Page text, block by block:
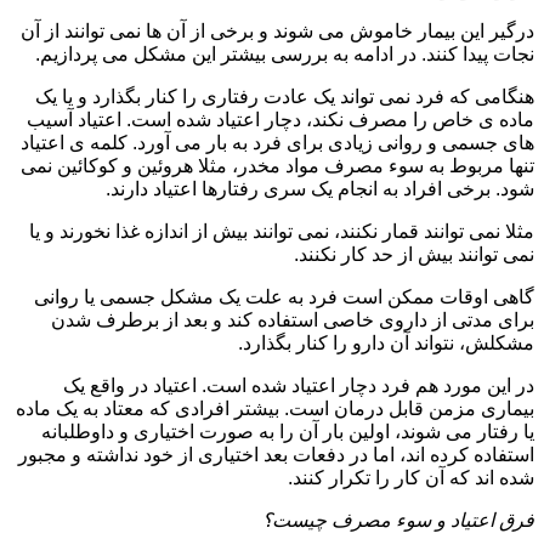
درگیر این بیمار خاموش می شوند و برخی از آن ها نمی توانند از آن
نجات پیدا کنند. در ادامه به بررسی بیشتر این مشکل می پردازیم.
هنگامی که فرد نمی تواند یک عادت رفتاری را کنار بگذارد و یا یک
ماده ی خاص را مصرف نکند، دچار اعتیاد شده است. اعتیاد آسیب
های جسمی و روانی زیادی برای فرد به بار می آورد. کلمه ی اعتیاد
تنها مربوط به سوء مصرف مواد مخدر، مثلا هروئین و کوکائین نمی
شود. برخی افراد به انجام یک سری رفتارها اعتیاد دارند.
مثلا نمی توانند قمار نکنند، نمی توانند بیش از اندازه غذا نخورند و یا
نمی توانند بیش از حد کار نکنند.
گاهی اوقات ممکن است فرد به علت یک مشکل جسمی یا روانی
برای مدتی از داروی خاصی استفاده کند و بعد از برطرف شدن
مشکلش، نتواند آن دارو را کنار بگذارد.
در این مورد هم فرد دچار اعتیاد شده است. اعتیاد در واقع یک
بیماری مزمن قابل درمان است. بیشتر افرادی که معتاد به یک ماده
یا رفتار می شوند، اولین بار آن را به صورت اختیاری و داوطلبانه
استفاده کرده اند، اما در دفعات بعد اختیاری از خود نداشته و مجبور
شده اند که آن کار را تکرار کنند.
فرق اعتیاد و سوء مصرف چیست؟